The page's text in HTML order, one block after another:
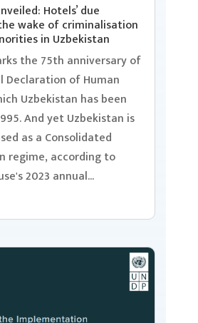
Hotels’ due
wake of criminalisation
in Uzbekistan
the 75th anniversary of
Declaration of Human
Uzbekistan has been
And yet Uzbekistan is
as a Consolidated
regime, according to
2023 annual...